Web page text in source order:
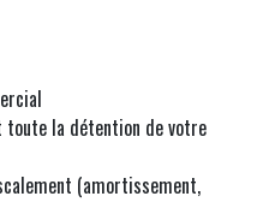
toute la détention de votre
(amortissement,